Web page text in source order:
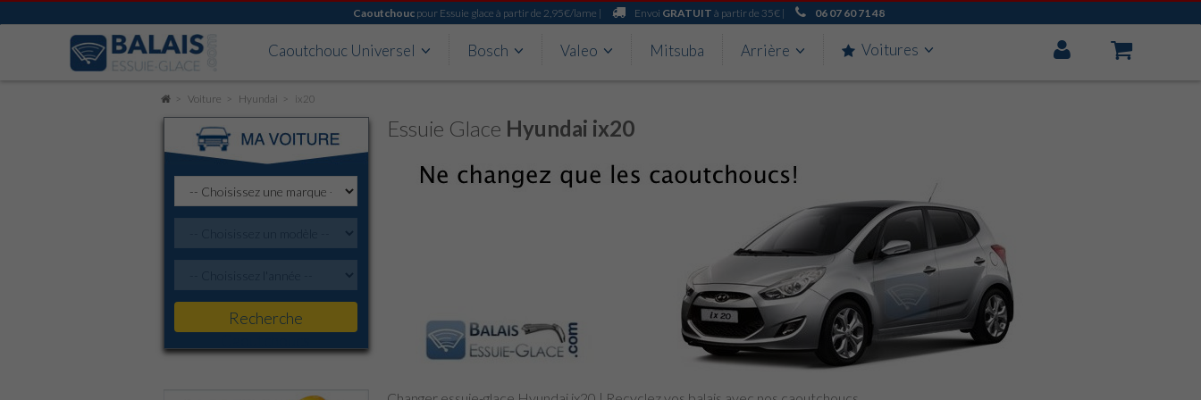
Caoutchoucpour Essuie glace à partir de 2,95€/lame | Envoi GRATUIT à partir de 35€ | 06 07 60 71 48
Caoutchouc Universel Bosch Valeo Mitsuba Arrière Voitures
Mon
Compte
Voiture Hyundai ix20
Recherche
Essuie Glace Hyundai ix20